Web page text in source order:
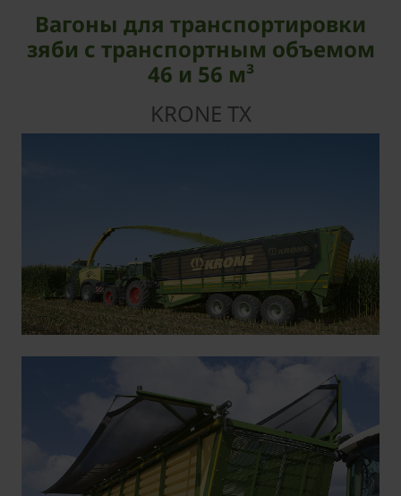
Вагоны для транспортировки
зяби с транспортным объемом
46 и 56 м³
KRONE TX